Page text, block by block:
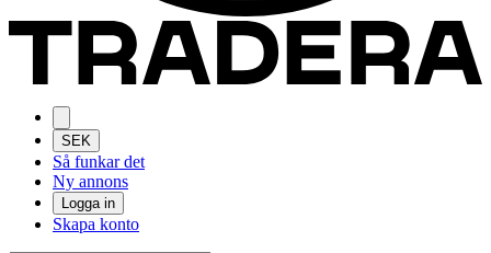
SEK
Så funkar det
Ny annons
Logga in
Skapa konto